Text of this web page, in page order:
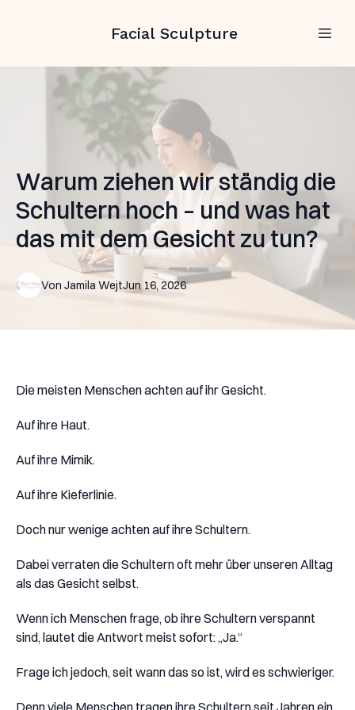
Facial Sculpture
Warum ziehen wir ständig die
Schultern hoch – und was hat
das mit dem Gesicht zu tun?
Jun 16, 2026
Von Jamila Wejt
Die meisten Menschen achten auf ihr Gesicht.
Auf ihre Haut.
Auf ihre Mimik.
Auf ihre Kieferlinie.
Doch nur wenige achten auf ihre Schultern.
Dabei verraten die Schultern oft mehr über unseren Alltag
als das Gesicht selbst.
Wenn ich Menschen frage, ob ihre Schultern verspannt
sind, lautet die Antwort meist sofort: „Ja.“
Frage ich jedoch, seit wann das so ist, wird es schwieriger.
Denn viele Menschen tragen ihre Schultern seit Jahren ein